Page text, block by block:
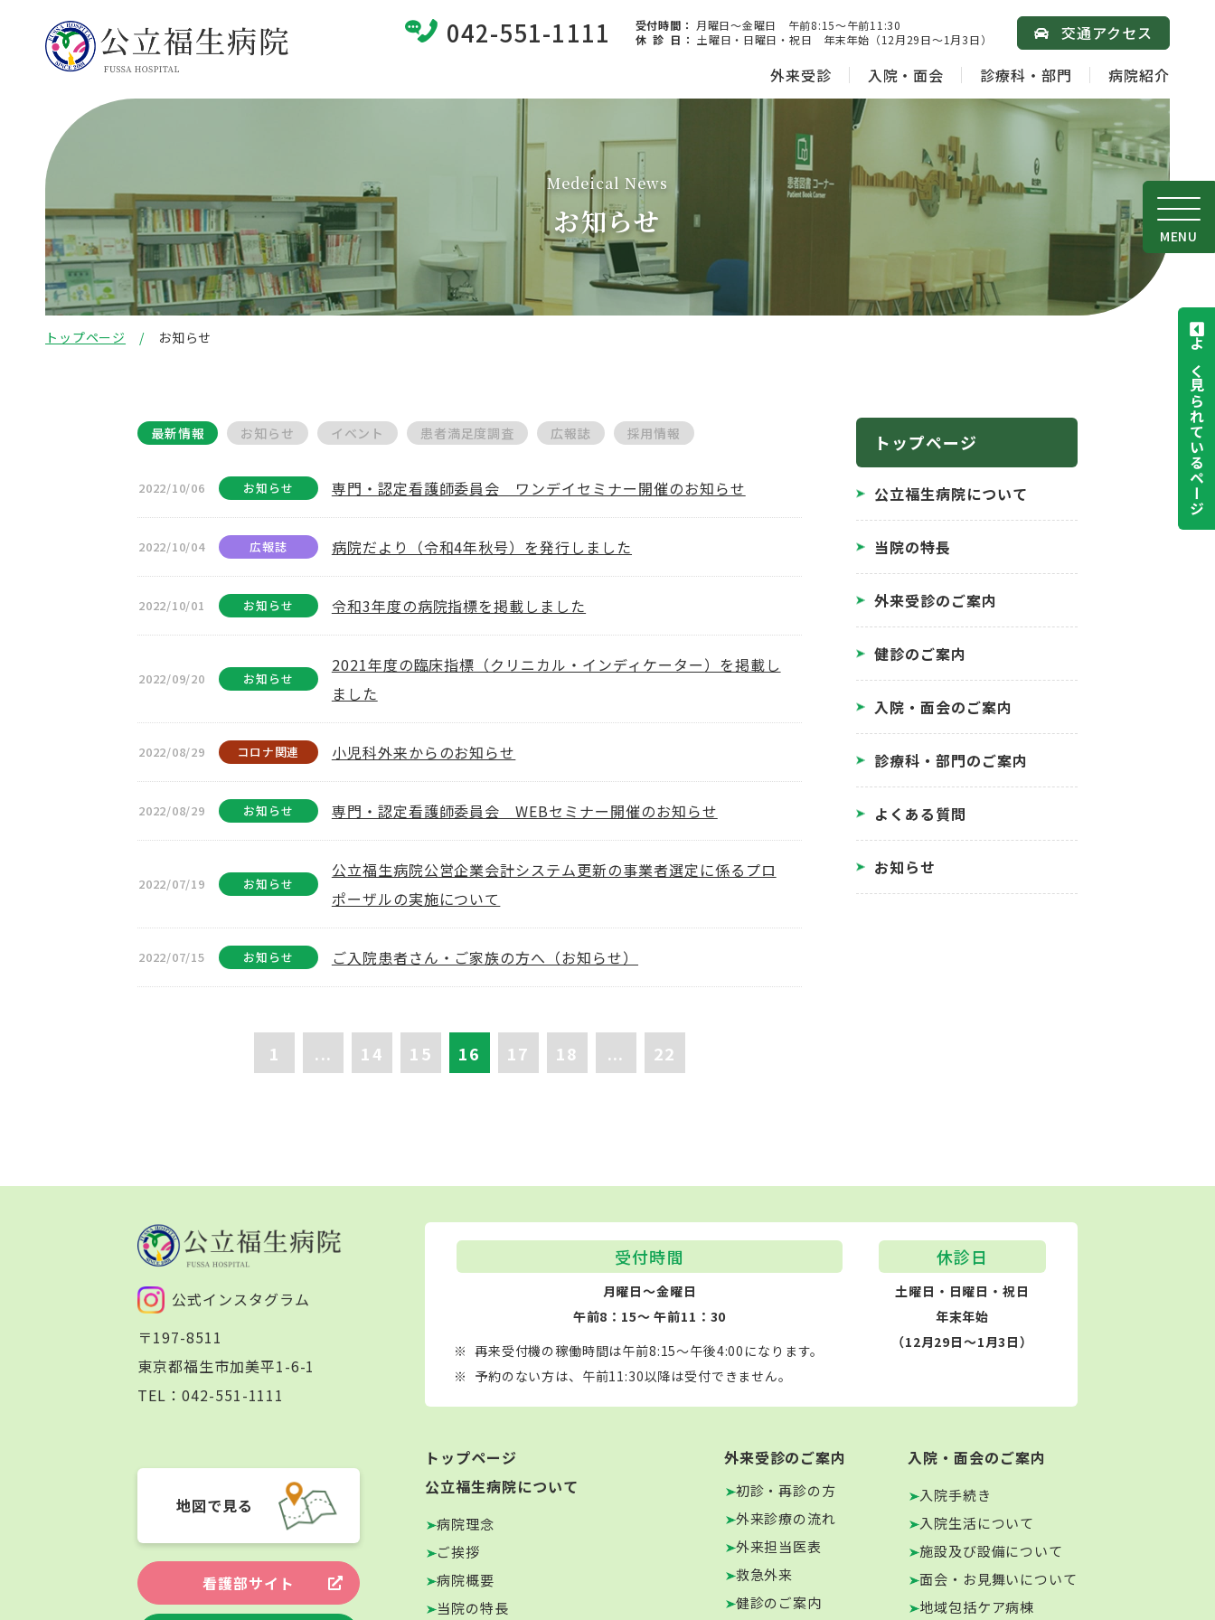
042-551-1111 受付時間： 月曜日～金曜日 午前8:15～午前11:30
休 診 日 ： 土曜日・日曜日・祝日 年末年始（12月29日～1月3日）
交通アクセス
外来受診
入院・面会 診療科・部門 病院紹介
MENU
よく見られているページ
Medeical News
お知らせ
トップページ お知らせ
最新情報 お知らせ イベント 患者満足度調査 広報誌 採用情報
2022/10/06 お知らせ 専門・認定看護師委員会 ワンデイセミナー開催のお知らせ
2022/10/04 広報誌 病院だより（令和4年秋号）を発行しました
2022/10/01 お知らせ 令和3年度の病院指標を掲載しました
2022/09/20 お知らせ
2021年度の臨床指標（クリニカル・インディケーター）を掲載し
ました
2022/08/29 コロナ関連 小児科外来からのお知らせ
2022/08/29 お知らせ 専門・認定看護師委員会 WEBセミナー開催のお知らせ
2022/07/19 お知らせ
公立福生病院公営企業会計システム更新の事業者選定に係るプロ
ポーザルの実施について
2022/07/15 お知らせ ご入院患者さん・ご家族の方へ（お知らせ）
1 ... 14 15 16 17 18 ... 22
トップページ
公立福生病院について
当院の特長
外来受診のご案内
健診のご案内
入院・面会のご案内
診療科・部門のご案内
よくある質問
お知らせ
公式インスタグラム
〒197-8511
東京都福生市加美平1-6-1
TEL： 042-551-1111
地図で見る
看護部サイト
受付時間
月曜日～金曜日
午前8：15～ 午前11：30
再来受付機の稼働時間は午前8:15～午後4:00になります。
予約のない方は、午前11:30以降は受付できません。
休診日
土曜日・日曜日・祝日
年末年始
（12月29日～1月3日）
トップページ
公立福生病院について
病院理念
ご挨拶
病院概要
当院の特長
外来受診のご案内
初診・再診の方
外来診療の流れ
外来担当医表
救急外来
健診のご案内
入院・面会のご案内
入院手続き
入院生活について
施設及び設備について
面会・お見舞いについて
地域包括ケア病棟